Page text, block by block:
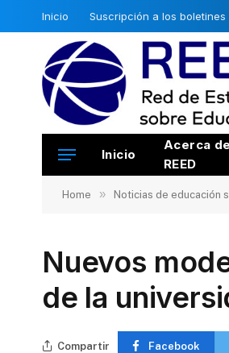
Inicio Suscripción a los boletines
Inicio
Acerca de
REED
Home » Noticias de educación
Nuevos
de la
Compartir Facebook